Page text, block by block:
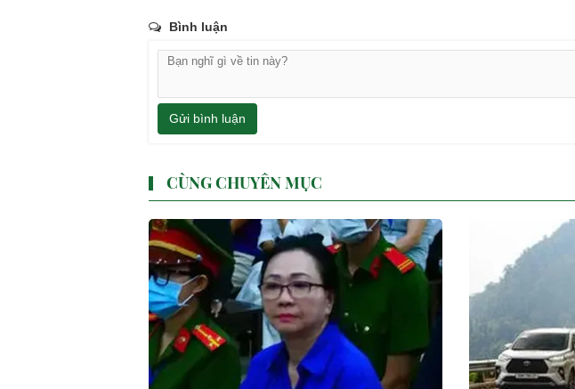
Bình luận
Gửi bình luận
CÙNG CHUYÊN MỤC